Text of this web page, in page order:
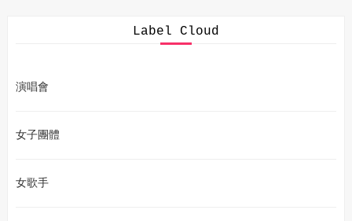
Label Cloud
演唱會
女子團體
女歌手